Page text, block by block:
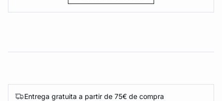
Entrega gratuita a partir de 75€ de compra